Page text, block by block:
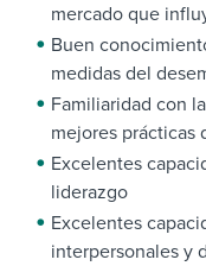
mercado que
Buen
medidas del
Familiaridad con
mejores prácticas
Excelentes
liderazgo
Excelentes
interpersonales y